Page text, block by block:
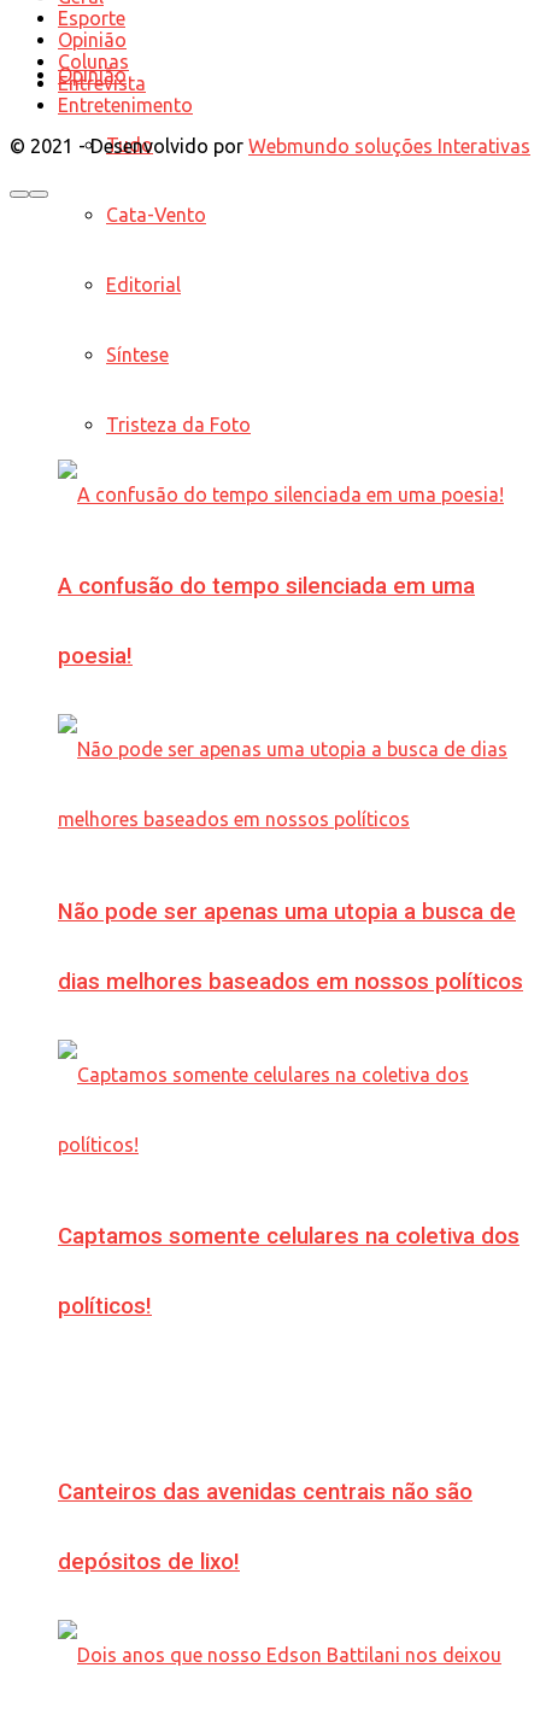
Opinião
Tudo
Cata-Vento
Editorial
Síntese
Tristeza da Foto
A confusão do tempo silenciada em uma
poesia!
Não pode ser apenas uma utopia a busca de
dias melhores baseados em nossos políticos
Captamos somente celulares na coletiva dos
políticos!
Canteiros das avenidas centrais não são
depósitos de lixo!
Esporte
Opinião
Colunas
Entrevista
Entretenimento
© 2021 - Desenvolvido por Webmundo soluções Interativas